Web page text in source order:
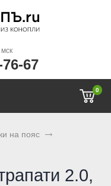
67
0
на пояс
2.0,